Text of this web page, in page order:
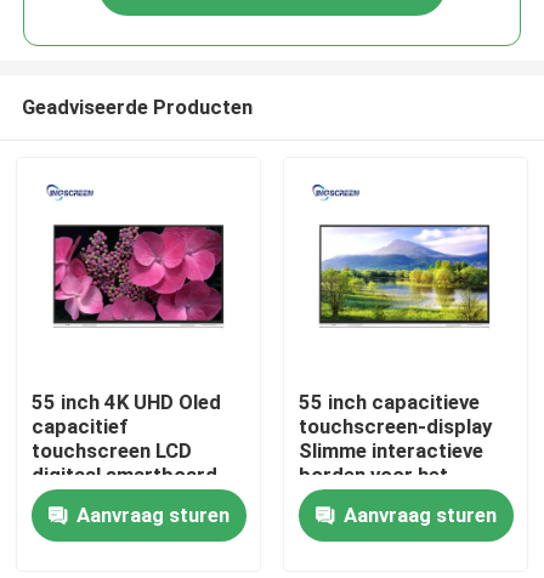
Thuis
Producten
Geadviseerde Producten
55 inch 4K UHD Oled
capacitief
touchscreen LCD
digitaal smartboard
voor lesgeven
Aanvraag sturen
55 inch capacitieve
touchscreen-display
Slimme interactieve
borden voor het
onderwijs
Aanvraag sturen